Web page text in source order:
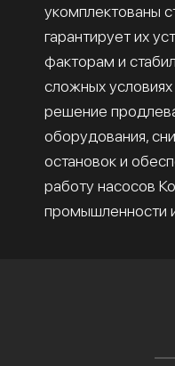
укомплектованы
гарантирует их
факторам и
сложных условиях
решение
оборудования,
остановок и
работу насосов
промышленности